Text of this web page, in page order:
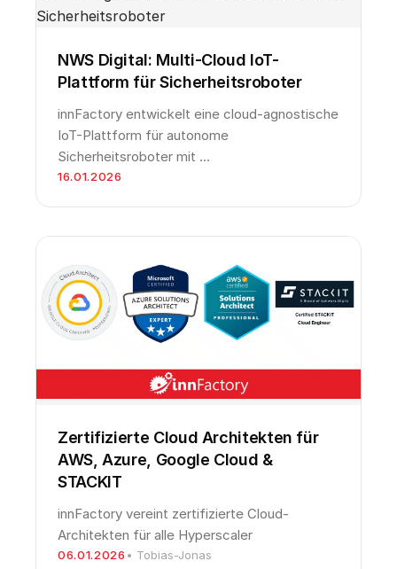
NWS Digital: Multi-Cloud IoT-
Plattform für Sicherheitsroboter
innFactory entwickelt eine cloud-agnostische
IoT-Plattform für autonome
Sicherheitsroboter mit …
16.01.2026
Zertifizierte Cloud Architekten für
AWS, Azure, Google Cloud &
STACKIT
innFactory vereint zertifizierte Cloud-
Architekten für alle Hyperscaler
06.01.2026 • Tobias-Jonas